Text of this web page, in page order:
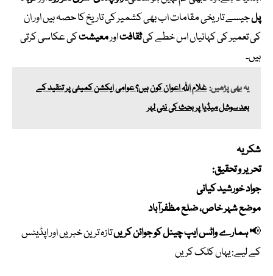
پلجیسے تاریخی مقامات اب بھی کشمیر کی تاریخ کا حصہ ہیں اور ان
کی تعمیر کی کہانیاں اس خطے کیثقافتاورمعیشتکی عکاسی کرتی
ہیں۔
یہ بھی پڑھیں:غلام اللہ اعوان کون ہیں؟ عوامی ایکشن کمیٹی پر تنقید کے
بعد سوشل میڈیا پر بحث کی نئی لہر
شکریہ
تحریر و تحقیق:
جواد خورشید کیانی
موضع شہر خاص، ضلع مظفرآباد
📢ہمارے واٹس ایپ چینل کو جوائن کریںتازہ ترین خبریں اور اپڈیٹس
کے لیے:یہاں کلک کریں